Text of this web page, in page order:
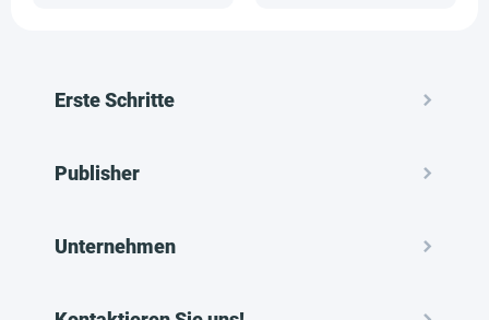
Erste Schritte
Publisher
Unternehmen